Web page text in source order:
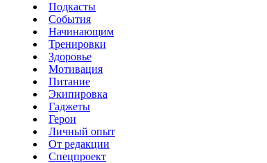
Подкасты
События
Начинающим
Тренировки
Здоровье
Мотивация
Питание
Экипировка
Гаджеты
Герои
Личный опыт
От редакции
Спецпроект